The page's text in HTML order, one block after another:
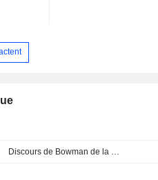
Discours de Bowman de la Fed